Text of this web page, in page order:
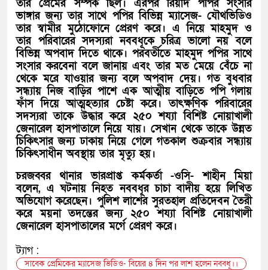
তার প্রেমের সম্পর্ক ছিল। এরপর রিয়াদ পপির সংসার
ভাঙ্গার জন্য তার সাথে পপির বিভিন্ন ম্যাসেজ- যৌথভিডিও
তার স্বামীর মুঠোফোনে প্রেরণ করে। এ নিয়ে মাহমুদ ও
তার পরিবারের সদস্যরা নববধূকে চরিত্র ভালো নয় বলে
বিভিন্ন অপবাদ দিতে থাকে। পরবর্তীতে মাহমুদ পপির সাথে
সংসার করবেনা বলে জানায় এবং তার মত মেয়ে বেঁচে না
থেকে মরে যাওয়ার জন্য বলে অপবাদ দেয়। গত বুধবার
সন্ধ্যায় নিজ বাড়ির পাশে এক আত্মীয় বাড়িতে পপি গলায়
ফাঁস দিয়ে আত্মহত্যার চেষ্টা করে। তাৎক্ষণিক পরিবারের
সদস্যরা তাকে উদ্ধার করে ২৫০ শয্যা বিশিষ্ট নোয়াখালী
জেনারেল হাসপাতালে নিয়ে যায়। সেখান থেকে তাকে উন্নত
চিকিৎসার জন্য ঢাকায় নিয়ে গেলে গতকাল শুক্রবার সন্ধ্যায়
চিকিৎসাধীন অবস্থায় তার মৃত্যু হয়।
চরজব্বর থানার ভারপ্রাপ্ত কর্মকর্তা -ওসি- শাহীন মিয়া
বলেন, এ ঘটনায় নিহত নববধূর চাচা বাদীয় হয়ে লিখিত
অভিযোগ করেছেন। পুলিশ লাশের সুরতহাল প্রতিদেবন তৈরী
করে ময়না তদন্তের জন্য ২৫০ শয্যা বিশিষ্ট নোয়াখালী
জেনারেল হাসপাতালের মর্গে প্রেরণ করে।
ট্যাগ :
সাবেক প্রেমিকের ম্যাসেজ ভিডিও- বিয়ের ৪ দিন পর লাশ হলেন নববধূ।।